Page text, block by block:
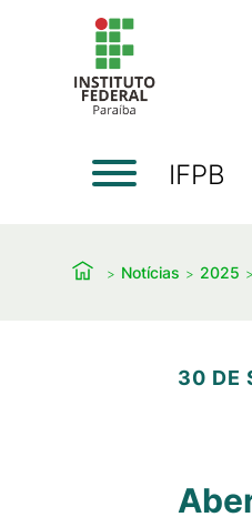
IFPB
Notícias 2025
30 DE